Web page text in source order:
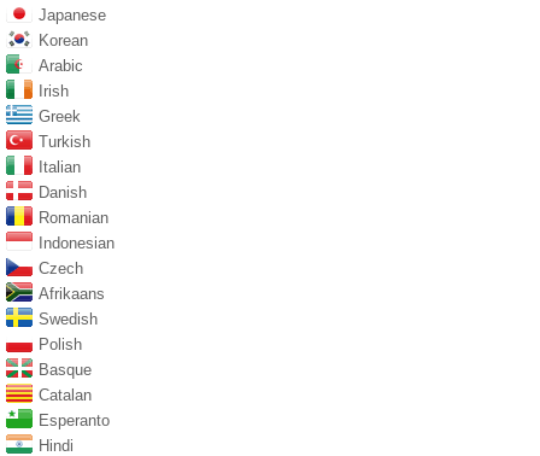
Japanese
Korean
Arabic
Irish
Greek
Turkish
Italian
Danish
Romanian
Indonesian
Czech
Afrikaans
Swedish
Polish
Basque
Catalan
Esperanto
Hindi